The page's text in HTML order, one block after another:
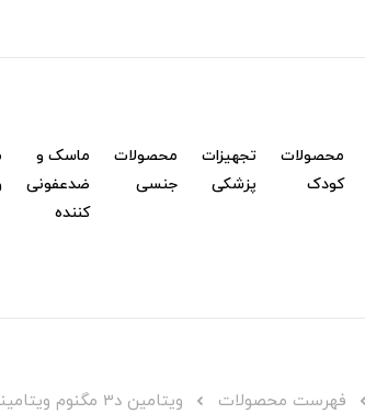
محصولات
کودک
تجهیزات
پزشکی
محصولات
جنسی
ماسک و
ضدعفونی
کننده
فهرست محصولات ویتامین د3 مگنوم ویتامینز 30 عددی